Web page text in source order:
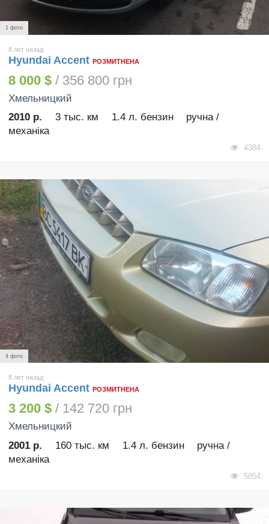
1 фото
8 лет назад
Hyundai Accent РОЗМИТНЕНА
8 000 $ / 356 800 грн
Хмельницкий
2010 р.
3 тыс. км 1.4 л. бензин
ручна /
механіка
4384
4 фото
8 лет назад
Hyundai Accent РОЗМИТНЕНА
3 200 $ / 142 720 грн
Хмельницкий
2001 р.
160 тыс. км 1.4 л. бензин
ручна /
механіка
5854